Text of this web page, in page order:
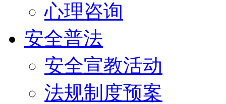
心理咨询
安全普法
安全宣教活动
法规制度预案